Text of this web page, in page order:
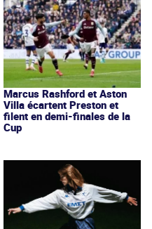
Marcus Rashford et Aston
Villa écartent Preston et
filent en demi-finales de la
Cup